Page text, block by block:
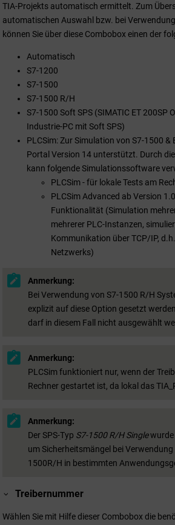
TIA-Projekts automatisch ermittelt. Zum
automatischen Auswahl bzw. bei
können Sie über diese Combobox einen der
Automatisch
S7-1200
S7-1500
S7-1500 R/H
S7-1500 Soft SPS (SIMATIC ET 200SP
Industrie-PC mit Soft SPS)
PLCSim: Zur Simulation von S7-1500 &
Portal Version 14 unterstützt. Durch
kann folgende Simulationssoftware
PLCSim - für lokale Tests am
PLCSim Advanced ab Version
Funktionalität (Simulation
mehrerer PLC-Instanzen,
Kommunikation über TCP/IP,
Netzwerks)
Anmerkung:
Bei Verwendung von S7-1500 R/H
explizit auf diese Option gesetzt
darf in diesem Fall nicht ausgewählt
Anmerkung:
PLCSim funktioniert nur, wenn der
Rechner gestartet ist, da lokal das
Anmerkung:
Der SPS-Typ S7-1500 R/H Singlewurde
um Sicherheitsmängel bei Verwendung
1500R/H in bestimmten
Treibernummer
Wählen Sie mit Hilfe dieser Combobox die